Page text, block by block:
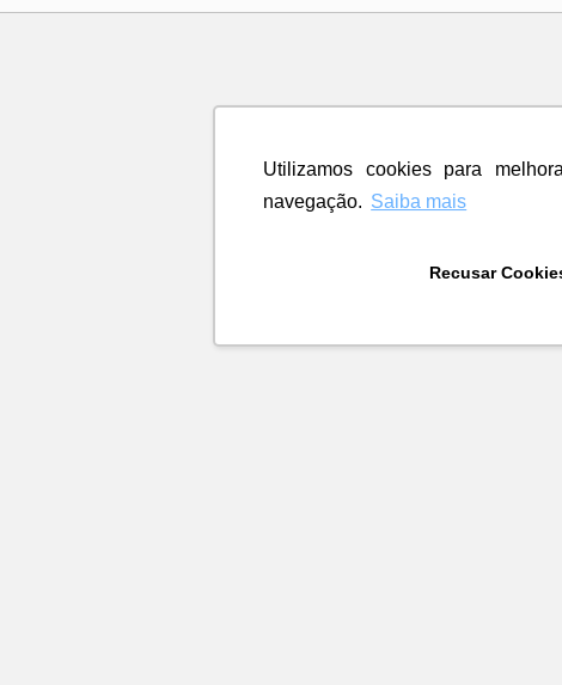
Utilizamos cookies para
navegação. Saiba mais
Recusar